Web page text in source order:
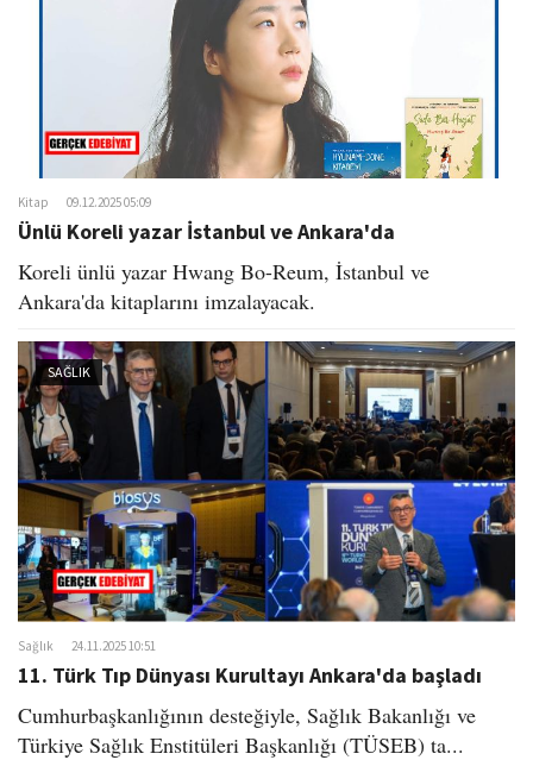
Kitap 09.12.2025 05:09
Ünlü Koreli yazar İstanbul ve Ankara'da
Koreli ünlü yazar Hwang Bo-Reum, İstanbul ve
Ankara'da kitaplarını imzalayacak.
SAĞLIK
Sağlık 24.11.2025 10:51
11. Türk Tıp Dünyası Kurultayı Ankara'da başladı
Cumhurbaşkanlığının desteğiyle, Sağlık Bakanlığı ve
Türkiye Sağlık Enstitüleri Başkanlığı (TÜSEB) ta...